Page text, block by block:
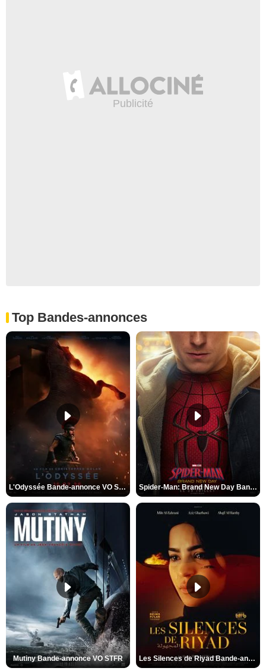
Top Bandes-annonces
L'Odyssée Bande-annonce VO STFR Spider-Man: Brand New Day Bande-annonce VO STFR
Mutiny Bande-annonce VO STFR Les Silences de Riyad Bande-annonce VO STFR